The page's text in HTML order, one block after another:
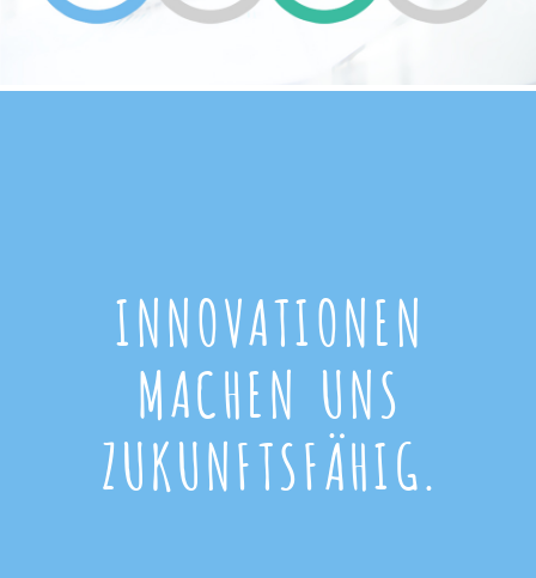
INNOVATIONEN
MACHEN UNS
ZUKUNFTSFÄHIG.